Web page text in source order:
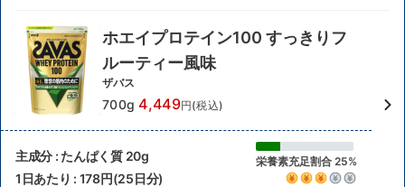
ホエイプロテイン100 すっきりフ
ルーティー風味
ザバス
700g 4,449円(税込)
主成分 : たんぱく質 20g 栄養素充足割合 25%
1日あたり : 178円(25日分)